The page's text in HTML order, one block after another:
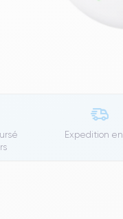
Expedition en